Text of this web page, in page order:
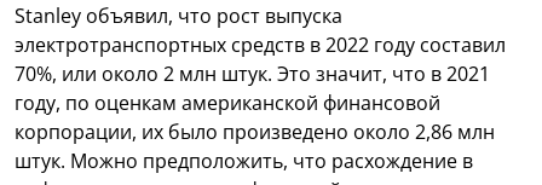
Stanley объявил, что рост выпуска
электротранспортных средств в 2022 году составил
70%, или около 2 млн штук. Это значит, что в 2021
году, по оценкам американской финансовой
корпорации, их было произведено около 2,86 млн
штук. Можно предположить, что расхождение в